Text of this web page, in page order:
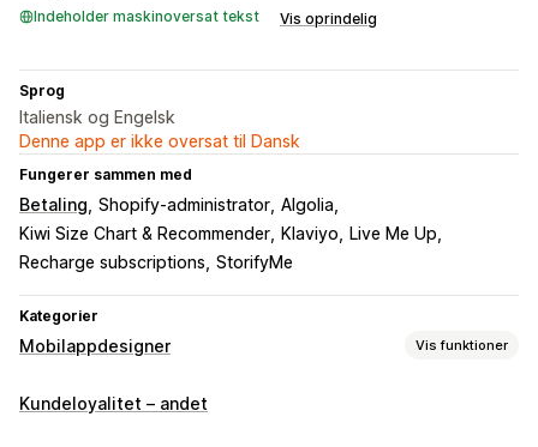
Indeholder maskinoversat tekst Vis oprindelig
Sprog
Italiensk og Engelsk
Denne app er ikke oversat til Dansk
Fungerer sammen med
Betaling Shopify-administrator Algolia
Kiwi Size Chart & Recommender
Klaviyo
Live Me Up
Recharge subscriptions StorifyMe
Kategorier
Mobilappdesigner Vis funktioner
Tilpasning
Kundeloyalitet – andet